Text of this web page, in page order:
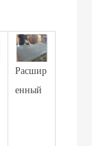
Расшир
енный